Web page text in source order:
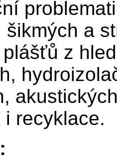
šikmých a
z
recyklace.